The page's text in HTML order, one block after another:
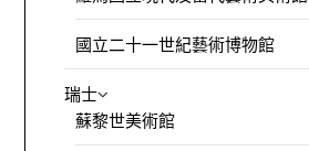
國立二十一世紀藝術博物館
瑞士
蘇黎世美術館